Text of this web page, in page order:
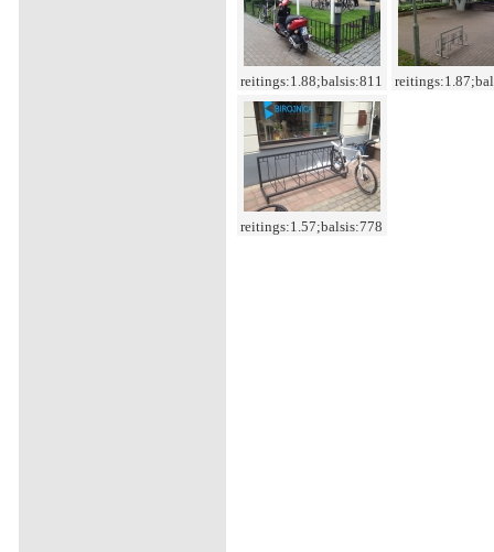
reitings:1.88;balsis:811
reitings:1.57;balsis:778